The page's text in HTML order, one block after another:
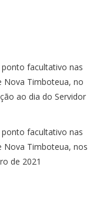
facultativo nas
Nova Timboteua, no
ao dia do Servidor
facultativo nas
Nova Timboteua, nos
de 2021